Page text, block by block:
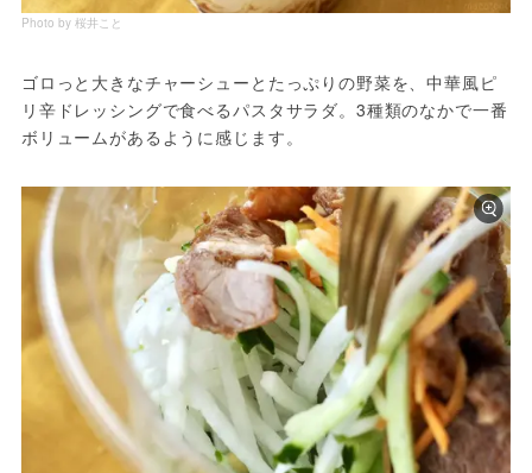
Photo by 桜井こと
ゴロっと大きなチャーシューとたっぷりの野菜を、中華風ピ
リ辛ドレッシングで食べるパスタサラダ。3種類のなかで一番
ボリュームがあるように感じます。